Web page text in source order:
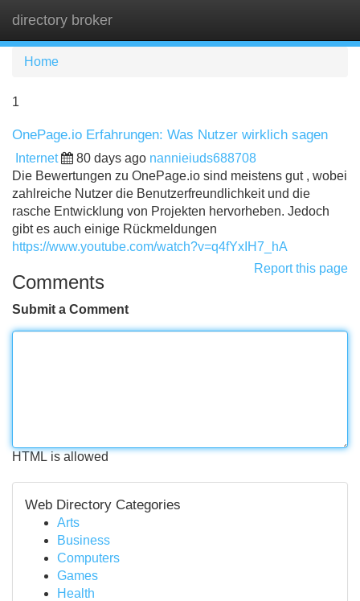
directory broker
Home
1
OnePage.io Erfahrungen: Was Nutzer wirklich sagen
Internet 80 days ago nannieiuds688708
Die Bewertungen zu OnePage.io sind meistens gut , wobei
zahlreiche Nutzer die Benutzerfreundlichkeit und die
rasche Entwicklung von Projekten hervorheben. Jedoch
gibt es auch einige Rückmeldungen
https://www.youtube.com/watch?v=q4fYxIH7_hA
Report this page
Comments
Submit a Comment
HTML is allowed
Web Directory Categories
Arts
Business
Computers
Games
Health